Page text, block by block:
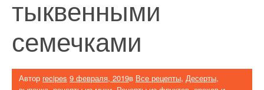
тыквенными
семечками
Автор recipes 9 февраля, 2019в Все рецепты, Десерты,